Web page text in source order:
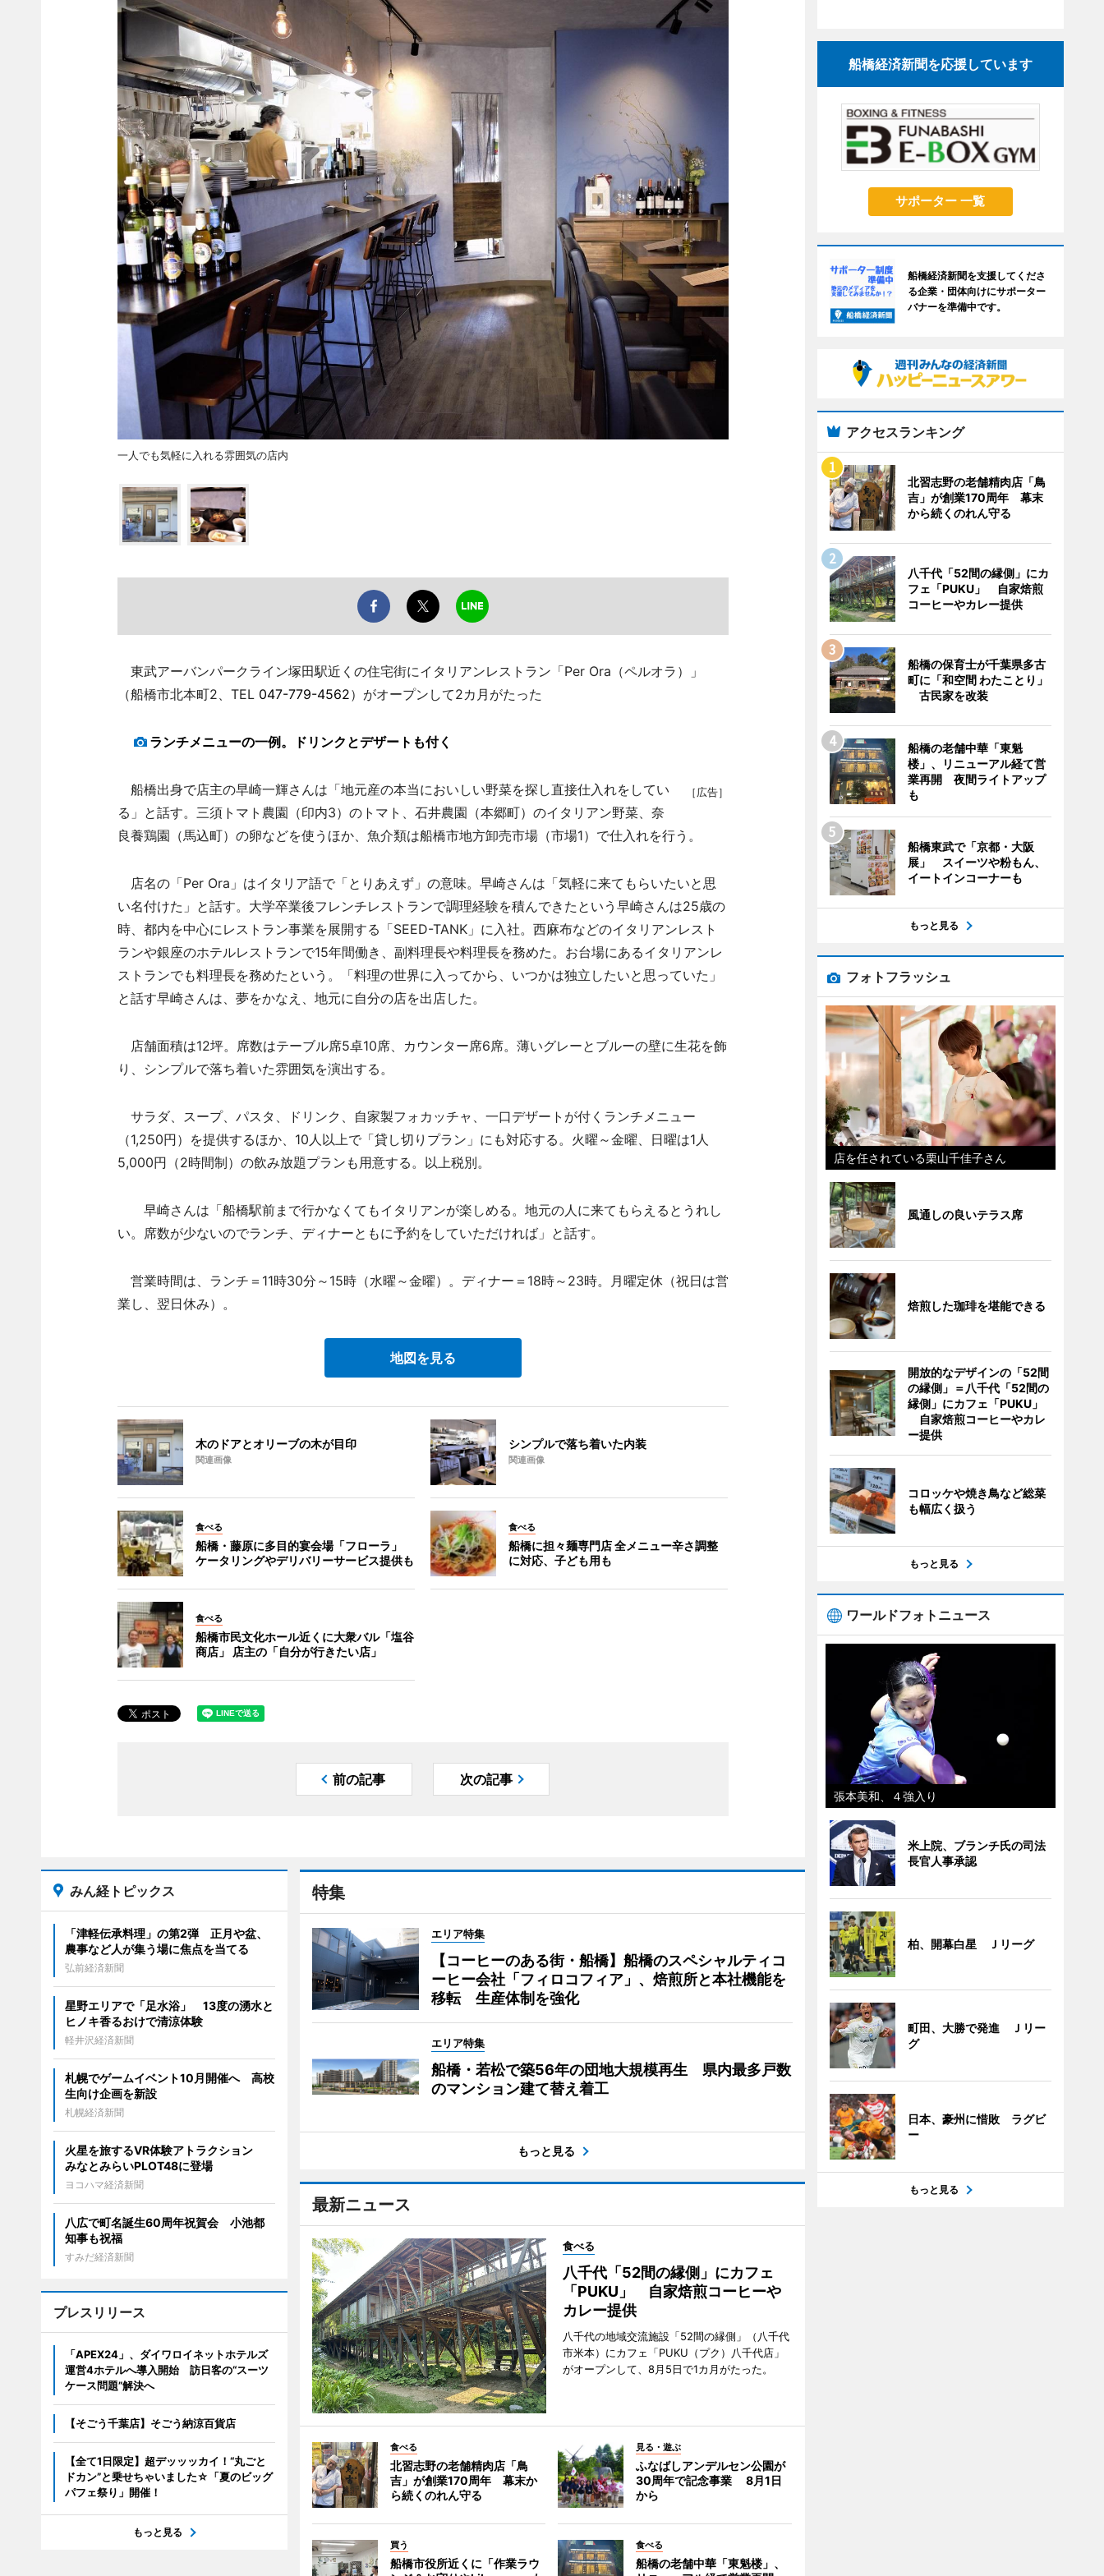
一人でも気軽に入れる雰囲気の店内
東武アーバンパークライン塚田駅近くの住宅街にイタリアンレストラン「Per Ora（ペルオラ）」
（船橋市北本町2、TEL 047-779-4562）がオープンして2カ月がたった
ランチメニューの一例。ドリンクとデザートも付く
［広告］
船橋出身で店主の早崎一輝さんは「地元産の本当においしい野菜を探し直接仕入れをしてい
る」と話す。三須トマト農園（印内3）のトマト、石井農園（本郷町）のイタリアン野菜、奈
良養鶏園（馬込町）の卵などを使うほか、魚介類は船橋市地方卸売市場（市場1）で仕入れを行う。
店名の「Per Ora」はイタリア語で「とりあえず」の意味。早崎さんは「気軽に来てもらいたいと思
い名付けた」と話す。大学卒業後フレンチレストランで調理経験を積んできたという早崎さんは25歳の
時、都内を中心にレストラン事業を展開する「SEED-TANK」に入社。西麻布などのイタリアンレスト
ランや銀座のホテルレストランで15年間働き、副料理長や料理長を務めた。お台場にあるイタリアンレ
ストランでも料理長を務めたという。「料理の世界に入ってから、いつかは独立したいと思っていた」
と話す早崎さんは、夢をかなえ、地元に自分の店を出店した。
店舗面積は12坪。席数はテーブル席5卓10席、カウンター席6席。薄いグレーとブルーの壁に生花を飾
り、シンプルで落ち着いた雰囲気を演出する。
サラダ、スープ、パスタ、ドリンク、自家製フォカッチャ、一口デザートが付くランチメニュー
（1,250円）を提供するほか、10人以上で「貸し切りプラン」にも対応する。火曜～金曜、日曜は1人
5,000円（2時間制）の飲み放題プランも用意する。以上税別。
早崎さんは「船橋駅前まで行かなくてもイタリアンが楽しめる。地元の人に来てもらえるとうれし
い。席数が少ないのでランチ、ディナーともに予約をしていただければ」と話す。
営業時間は、ランチ＝11時30分～15時（水曜～金曜）。ディナー＝18時～23時。月曜定休（祝日は営
業し、翌日休み）。
地図を見る
木のドアとオリーブの木が目印
関連画像
シンプルで落ち着いた内装
関連画像
食べる
船橋・藤原に多目的宴会場「フローラ」
ケータリングやデリバリーサービス提供も
食べる
船橋に担々麺専門店 全メニュー辛さ調整
に対応、子ども用も
食べる
船橋市民文化ホール近くに大衆バル「塩谷
商店」 店主の「自分が行きたい店」
前の記事 次の記事
特集
エリア特集
【コーヒーのある街・船橋】船橋のスペシャルティコ
ーヒー会社「フィロコフィア」、焙煎所と本社機能を
移転 生産体制を強化
エリア特集
船橋・若松で築56年の団地大規模再生 県内最多戸数
のマンション建て替え着工
もっと見る
最新ニュース
食べる
八千代「52間の縁側」にカフェ
「PUKU」 自家焙煎コーヒーや
カレー提供
八千代の地域交流施設「52間の縁側」（八千代
市米本）にカフェ「PUKU（プク）八千代店」
がオープンして、8月5日で1カ月がたった。
食べる
北習志野の老舗精肉店「鳥
吉」が創業170周年 幕末か
ら続くのれん守る
見る・遊ぶ
ふなばしアンデルセン公園が
30周年で記念事業 8月1日
から
買う
船橋市役所近くに「作業ラウ
食べる
船橋の老舗中華「東魁楼」、
みん経トピックス
「津軽伝承料理」の第2弾 正月や盆、
農事など人が集う場に焦点を当てる
弘前経済新聞
星野エリアで「足水浴」 13度の湧水と
ヒノキ香るおけで清涼体験
軽井沢経済新聞
札幌でゲームイベント10月開催へ 高校
生向け企画を新設
札幌経済新聞
火星を旅するVR体験アトラクション
みなとみらいPLOT48に登場
ヨコハマ経済新聞
八広で町名誕生60周年祝賀会 小池都
知事も祝福
すみだ経済新聞
プレスリリース
「APEX24」、ダイワロイネットホテルズ
運営4ホテルへ導入開始 訪日客の“スーツ
ケース問題”解決へ
【そごう千葉店】そごう納涼百貨店
【全て1日限定】超デッッッカイ！“丸ごと
ドカン”と乗せちゃいました☆「夏のビッグ
パフェ祭り」開催！
もっと見る
船橋経済新聞を応援しています
サポーター 一覧
船橋経済新聞を支援してくださ
る企業・団体向けにサポーター
バナーを準備中です。
アクセスランキング
北習志野の老舗精肉店「鳥
吉」が創業170周年 幕末
から続くのれん守る
八千代「52間の縁側」にカ
フェ「PUKU」 自家焙煎
コーヒーやカレー提供
船橋の保育士が千葉県多古
町に「和空間 わたことり」
古民家を改装
船橋の老舗中華「東魁
楼」、リニューアル経て営
業再開 夜間ライトアップ
も
船橋東武で「京都・大阪
展」 スイーツや粉もん、
イートインコーナーも
もっと見る
フォトフラッシュ
店を任されている栗山千佳子さん
風通しの良いテラス席
焙煎した珈琲を堪能できる
開放的なデザインの「52間
の縁側」＝八千代「52間の
縁側」にカフェ「PUKU」
自家焙煎コーヒーやカレ
ー提供
コロッケや焼き鳥など総菜
も幅広く扱う
もっと見る
ワールドフォトニュース
張本美和、４強入り
米上院、ブランチ氏の司法
長官人事承認
柏、開幕白星 Ｊリーグ
町田、大勝で発進 Ｊリー
グ
日本、豪州に惜敗 ラグビ
ー
もっと見る